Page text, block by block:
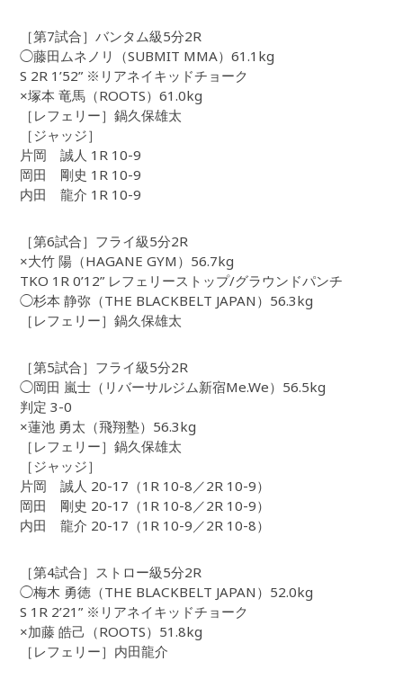
［第7試合］バンタム級5分2R
◯藤田ムネノリ（SUBMIT MMA）61.1kg
S 2R 1’52” ※リアネイキッドチョーク
×塚本 竜馬（ROOTS）61.0kg
［レフェリー］鍋久保雄太
［ジャッジ］
片岡 誠人 1R 10-9
岡田 剛史 1R 10-9
内田 龍介 1R 10-9
［第6試合］フライ級5分2R
×大竹 陽（HAGANE GYM）56.7kg
TKO 1R 0’12” レフェリーストップ/グラウンドパンチ
◯杉本 静弥（THE BLACKBELT JAPAN）56.3kg
［レフェリー］鍋久保雄太
［第5試合］フライ級5分2R
◯岡田 嵐士（リバーサルジム新宿Me.We）56.5kg
判定 3-0
×蓮池 勇太（飛翔塾）56.3kg
［レフェリー］鍋久保雄太
［ジャッジ］
片岡 誠人 20-17（1R 10-8／2R 10-9）
岡田 剛史 20-17（1R 10-8／2R 10-9）
内田 龍介 20-17（1R 10-9／2R 10-8）
［第4試合］ストロー級5分2R
◯梅木 勇徳（THE BLACKBELT JAPAN）52.0kg
S 1R 2’21” ※リアネイキッドチョーク
×加藤 皓己（ROOTS）51.8kg
［レフェリー］内田龍介